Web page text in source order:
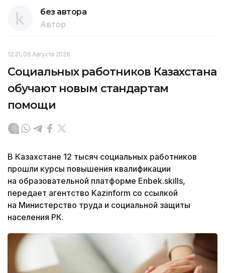
без автора
Автор
12:21, 06 Августа 2026
Социальных работников Казахстана
обучают новым стандартам
помощи
В Казахстане 12 тысяч социальных работников
прошли курсы повышения квалификации
на образовательной платформе Enbek.skills,
передает агентство Kazinform со ссылкой
на Министерство труда и социальной защиты
населения РК.